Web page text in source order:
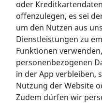
oder
offenzulegen, es sei
um den Nutzen aus
Dienstleistungen zu
Funktionen
personenbezogenen
in der App verbleiben,
Nutzung der Website
Zudem dürfen wir